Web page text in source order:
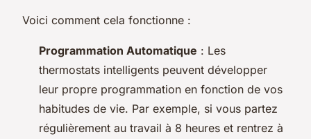
Voici comment cela fonctionne :
Programmation Automatique : Les
thermostats intelligents peuvent développer
leur propre programmation en fonction de vos
habitudes de vie. Par exemple, si vous partez
régulièrement au travail à 8 heures et rentrez à